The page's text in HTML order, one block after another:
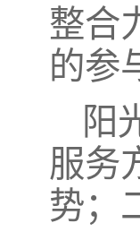
整合
的参
阳
服务
势；